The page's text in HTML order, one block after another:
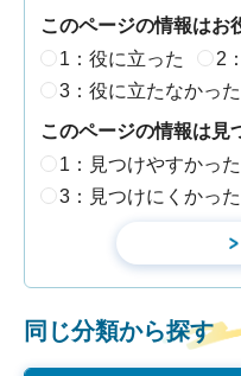
このページの情報はお
1：役に立った
2
3：役に立たなかった
このページの情報は見
1：見つけやすかった
3：見つけにくかった
同じ分類から探す